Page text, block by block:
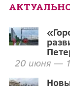
20 июня —